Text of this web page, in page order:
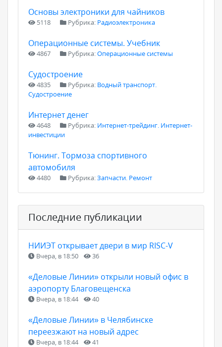
Основы электроники для чайников
5118 Рубрика: Радиоэлектроника
Операционные системы. Учебник
4867 Рубрика:Операционные системы
Судостроение
4835 Рубрика: Водный транспорт.
Судостроение
Интернет денег
4648 Рубрика: Интернет-трейдинг. Интернет-
инвестиции
Тюнинг. Тормоза спортивного
автомобиля
4480 Рубрика:Запчасти. Ремонт
Последние публикации
НИИЭТ открывает двери в мир RISC-V
Вчера, в 18:50 36
«Деловые Линии» открыли новый офис в
аэропорту Благовещенска
Вчера, в 18:44 40
«Деловые Линии» в Челябинске
переезжают на новый адрес
Вчера, в 18:44 41